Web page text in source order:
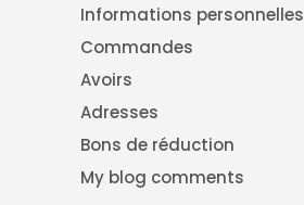
Informations personnelles
Commandes
Avoirs
Adresses
Bons de réduction
My blog comments